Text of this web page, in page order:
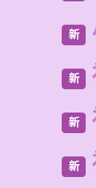
新
新
新
新